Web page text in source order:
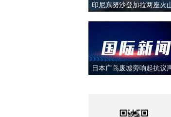
印尼东努沙登加拉两座火
日本广岛废墟旁响起抗议